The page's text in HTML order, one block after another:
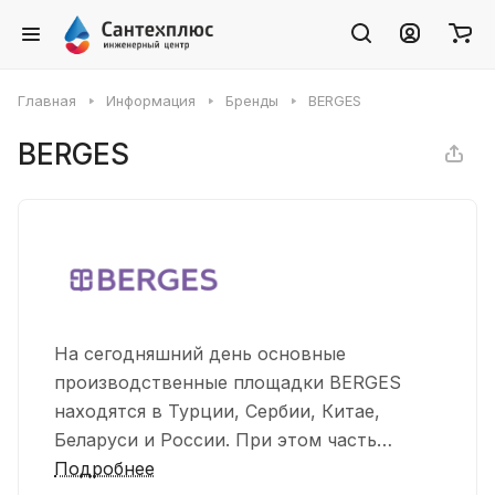
Главная Информация Бренды BERGES
BERGES
На сегодняшний день основные
производственные площадки BERGES
находятся в Турции, Сербии, Китае,
Беларуси и России. При этом часть
сложных комплектующих традиционно
Подробнее